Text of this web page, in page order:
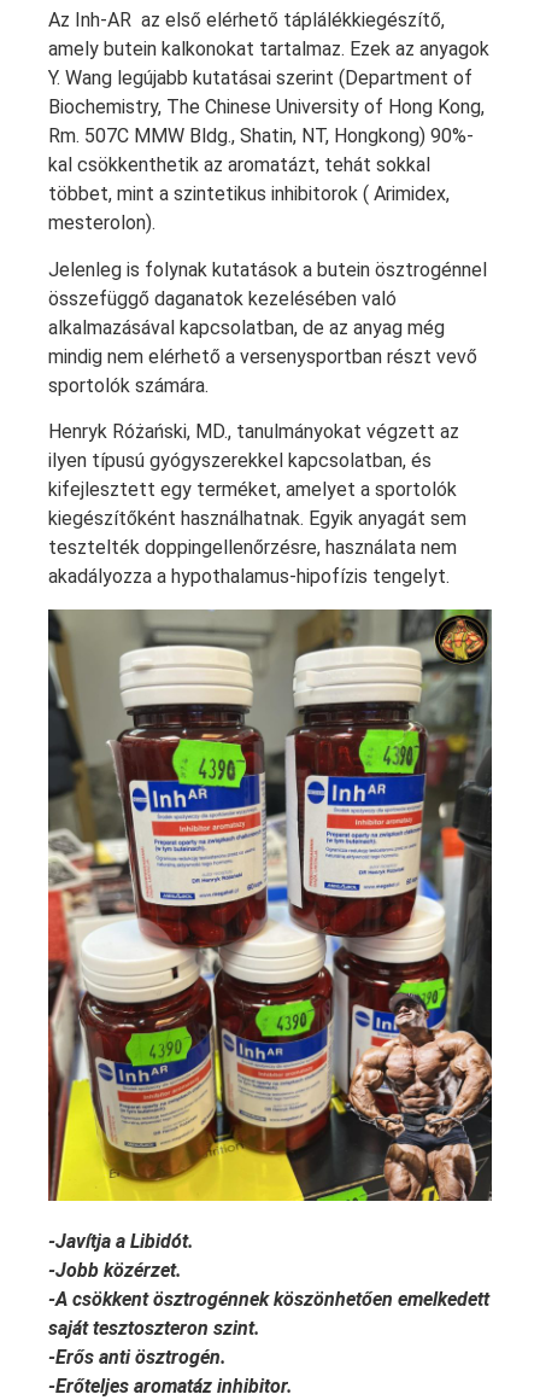
Az Inh-AR az első elérhető táplálékkiegészítő,
amely butein kalkonokat tartalmaz. Ezek az anyagok
Y. Wang legújabb kutatásai szerint (Department of
Biochemistry, The Chinese University of Hong Kong,
Rm. 507C MMW Bldg., Shatin, NT, Hongkong) 90%-
kal csökkenthetik az aromatázt, tehát sokkal
többet, mint a szintetikus inhibitorok ( Arimidex,
mesterolon).
Jelenleg is folynak kutatások a butein ösztrogénnel
összefüggő daganatok kezelésében való
alkalmazásával kapcsolatban, de az anyag még
mindig nem elérhető a versenysportban részt vevő
sportolók számára.
Henryk Różański, MD., tanulmányokat végzett az
ilyen típusú gyógyszerekkel kapcsolatban, és
kifejlesztett egy terméket, amelyet a sportolók
kiegészítőként használhatnak. Egyik anyagát sem
tesztelték doppingellenőrzésre, használata nem
akadályozza a hypothalamus-hipofízis tengelyt.
-Javítja a Libidót.
-Jobb közérzet.
-A csökkent ösztrogénnek köszönhetően emelkedett
saját tesztoszteron szint.
-Erős anti ösztrogén.
-Erőteljes aromatáz inhibitor.